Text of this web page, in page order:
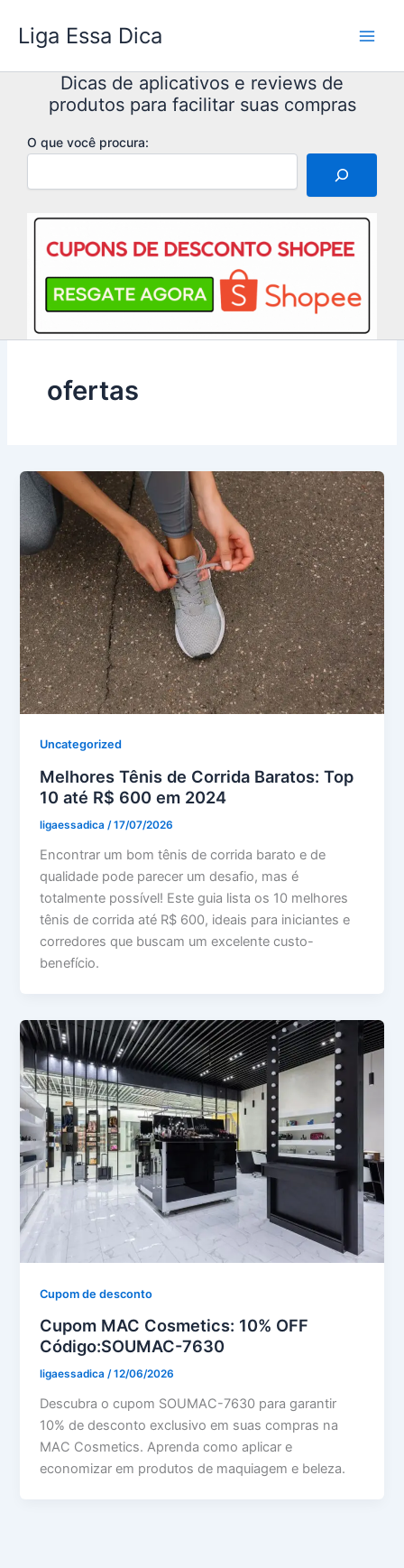
para
conteúdo
Liga Essa Dica
Dicas de aplicativos e reviews de
produtos para facilitar suas compras
O que você procura:
ofertas
Uncategorized
Melhores Tênis de Corrida Baratos: Top
10 até R$ 600 em 2024
ligaessadica/17/07/2026
Encontrar um bom tênis de corrida barato e de
qualidade pode parecer um desafio, mas é
totalmente possível! Este guia lista os 10 melhores
tênis de corrida até R$ 600, ideais para iniciantes e
corredores que buscam um excelente custo-
benefício.
Cupom de desconto
Cupom MAC Cosmetics: 10% OFF
Código:SOUMAC-7630
ligaessadica/12/06/2026
Descubra o cupom SOUMAC-7630 para garantir
10% de desconto exclusivo em suas compras na
MAC Cosmetics. Aprenda como aplicar e
economizar em produtos de maquiagem e beleza.